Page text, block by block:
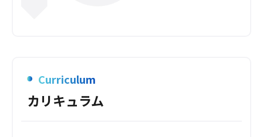
Curriculum
カリキュラム